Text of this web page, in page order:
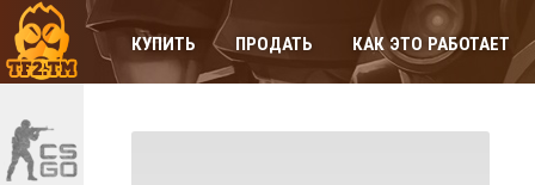
КУПИТЬ ПРОДАТЬ КАК ЭТО РАБОТАЕТ